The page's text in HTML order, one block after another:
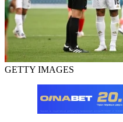
GETTY IMAGES